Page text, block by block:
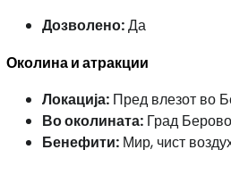
Дозволено:Да
Околина и атракции
Локација: Пред влезот во
Во околината: Град
Бенефити: Мир, чист